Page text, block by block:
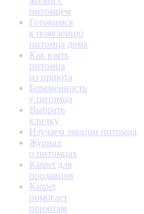
питомцем
Готовимся
к появлению
питомца дома
Как взять
питомца
из приюта
Беременность
у питомца
Выбрать
кличку
Изучаем эмоции питомца
Журнал
о питомцах
Kinpet для
продавцов
Kinpet
помогает
приютам